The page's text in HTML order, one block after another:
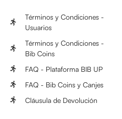
Términos y Condiciones -
Usuarios
Términos y Condiciones -
Bib Coins
FAQ - Plataforma BIB UP
FAQ - Bib Coins y Canjes
Cláusula de Devolución